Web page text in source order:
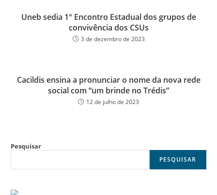
Uneb sedia 1° Encontro Estadual dos grupos de
convivência dos CSUs
3 de dezembro de 2023
Cacildis ensina a pronunciar o nome da nova rede
social com “um brinde no Trédis”
12 de julho de 2023
Pesquisar
PESQUISAR